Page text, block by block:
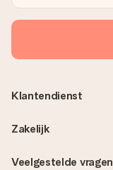
Veelgestelde vragen
Klantendienst
Zakelijk